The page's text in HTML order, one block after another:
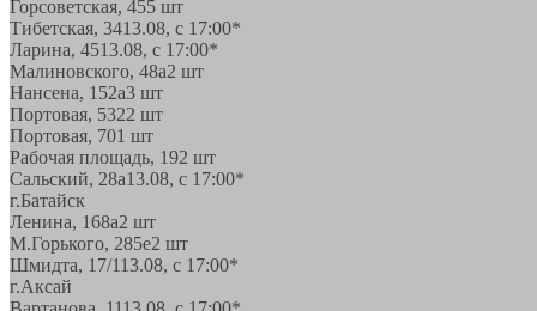
Горсоветская, 455 шт
Тибетская, 3413.08, с 17:00*
Ларина, 4513.08, с 17:00*
Малиновского, 48а2 шт
Нансена, 152а3 шт
Портовая, 5322 шт
Портовая, 701 шт
Рабочая площадь, 192 шт
Сальский, 28a13.08, с 17:00*
г.Батайск
Ленина, 168а2 шт
М.Горького, 285е2 шт
Шмидта, 17/113.08, с 17:00*
г.Аксай